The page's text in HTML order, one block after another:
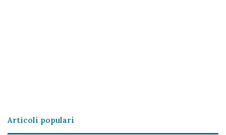
Articoli populari